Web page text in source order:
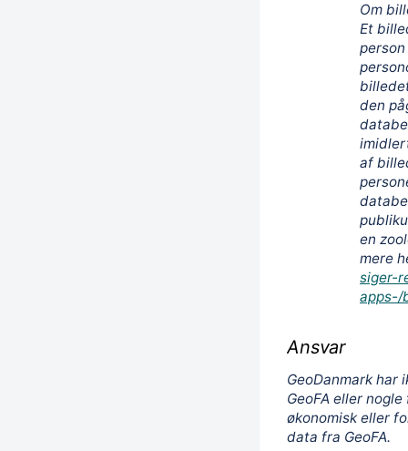
Om
Et
den
af
en
mere
siger-
apps-/
Ansvar
GeoDanmark har
GeoFA eller
økonomisk eller
data fra GeoFA.